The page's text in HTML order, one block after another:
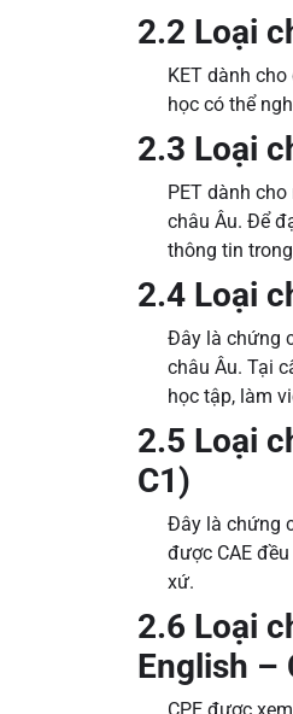
2.2 Loại
KET dành
học có thể
2.3 Loại
PET dành
châu Âu. Để
thông tin
2.4 Loại
Đây là chứng
châu Âu. Tại
học tập, làm
2.5 Loại
C1)
Đây là chứng
được CAE
xứ.
2.6 Loại
English –